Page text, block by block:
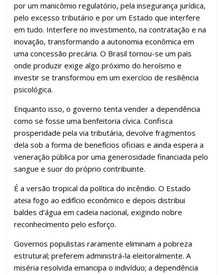
por um manicômio regulatório, pela insegurança jurídica,
pelo excesso tributário e por um Estado que interfere
em tudo. Interfere no investimento, na contratação e na
inovação, transformando a autonomia econômica em
uma concessão precária. O Brasil tornou-se um país
onde produzir exige algo próximo do heroísmo e
investir se transformou em um exercício de resiliência
psicológica.
Enquanto isso, o governo tenta vender a dependência
como se fosse uma benfeitoria cívica. Confisca
prosperidade pela via tributária, devolve fragmentos
dela sob a forma de benefícios oficiais e ainda espera a
veneração pública por uma generosidade financiada pelo
sangue e suor do próprio contribuinte.
É a versão tropical da política do incêndio. O Estado
ateia fogo ao edifício econômico e depois distribui
baldes d’água em cadeia nacional, exigindo nobre
reconhecimento pelo esforço.
Governos populistas raramente eliminam a pobreza
estrutural; preferem administrá-la eleitoralmente. A
miséria resolvida emancipa o indivíduo; a dependência